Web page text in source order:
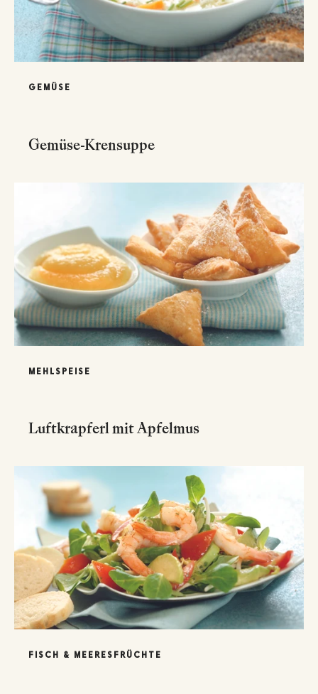
GEMÜSE
Gemüse-Krensuppe
MEHLSPEISE
Luftkrapferl mit Apfelmus
FISCH & MEERESFRÜCHTE